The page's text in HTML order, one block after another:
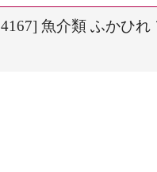
魚介類 ふかひれ